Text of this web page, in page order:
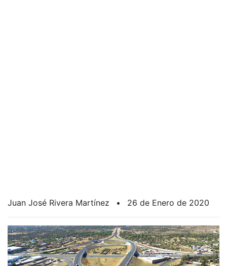
Juan José Rivera Martínez • 26 de Enero de 2020